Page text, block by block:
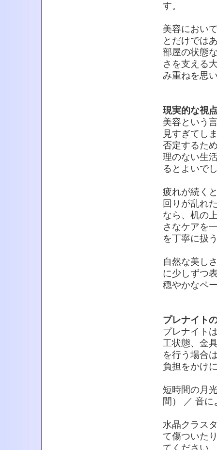
す。
美容におい
とだけでは
部屋の状態
さを支える
み重ねを思
現実的な視
美容という
見すぎてし
否定するた
理のない生
るとよいで
疲れが続く
回りが乱れ
なら、机の
さなケアを
を丁寧に扱
自然な美し
に少しずつ
穏やかなペ
プレナイト
プレナイト
工状態、金
を行う場合
負担をかけ
短時間の月
間） ／ 音
水晶クラス
て傷ついた
てください